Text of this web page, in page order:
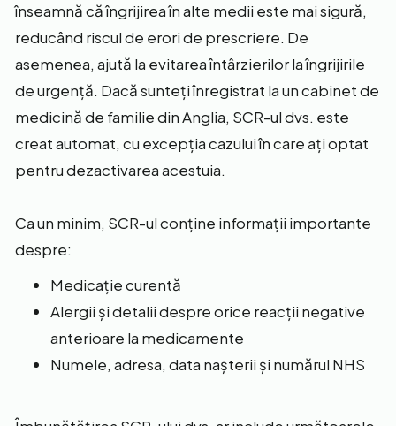
înseamnă că îngrijirea în alte medii este mai sigură,
reducând riscul de erori de prescriere. De
asemenea, ajută la evitarea întârzierilor la îngrijirile
de urgență. Dacă sunteți înregistrat la un cabinet de
medicină de familie din Anglia, SCR-ul dvs. este
creat automat, cu excepția cazului în care ați optat
pentru dezactivarea acestuia.
Ca un minim, SCR-ul conține informații importante
despre:
Medicație curentă
Alergii și detalii despre orice reacții negative
anterioare la medicamente
Numele, adresa, data nașterii și numărul NHS